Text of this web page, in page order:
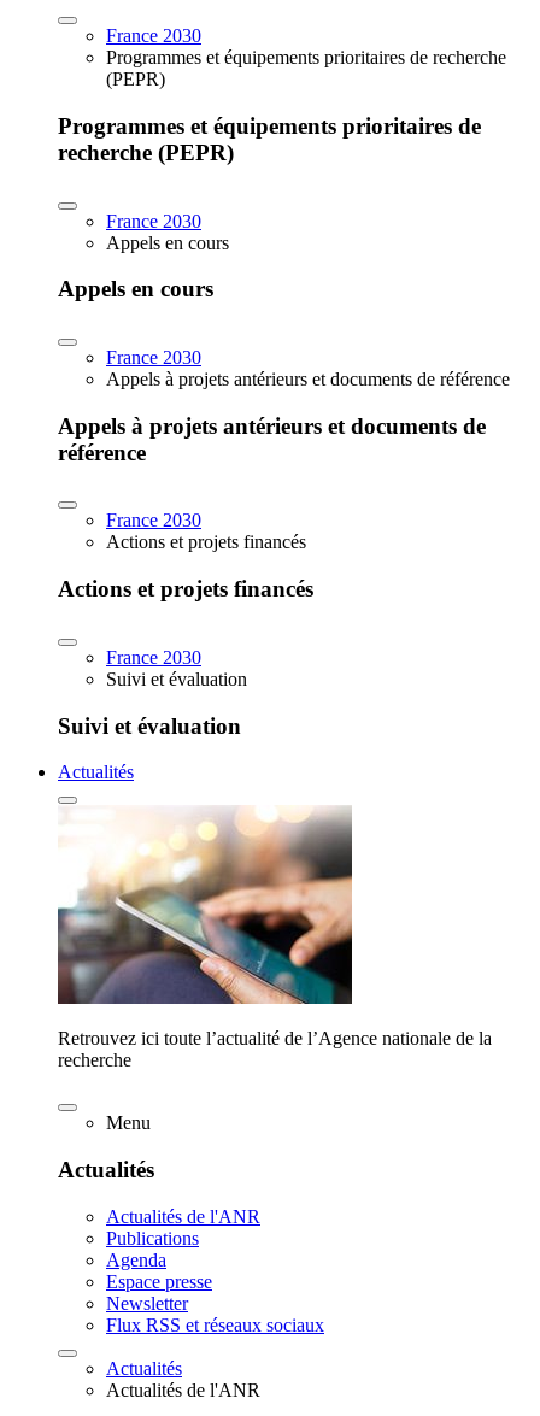
France 2030
Programmes et équipements prioritaires de recherche
(PEPR)
Programmes et équipements prioritaires de
recherche (PEPR)
France 2030
Appels en cours
Appels en cours
France 2030
Appels à projets antérieurs et documents de référence
Appels à projets antérieurs et documents de
référence
France 2030
Actions et projets financés
Actions et projets financés
France 2030
Suivi et évaluation
Suivi et évaluation
Actualités
Retrouvez ici toute l’actualité de l’Agence nationale de la
recherche
Menu
Actualités
Actualités de l'ANR
Publications
Agenda
Espace presse
Newsletter
Flux RSS et réseaux sociaux
Actualités
Actualités de l'ANR